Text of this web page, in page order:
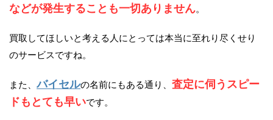
などが発生することも一切ありません。
買取してほしいと考える人にとっては本当に至れり尽くせり
のサービスですね。
また、バイセルの名前にもある通り、 査定に伺うスピー
ドもとても早いです。